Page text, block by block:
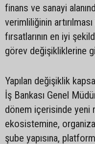
finans ve sanayi
verimliliğinin
fırsatlarının en iyi
görev değişikliklerine
Yapılan değişiklik
İş Bankası Genel
dönem içerisinde yeni
ekosistemine,
şube yapısına,